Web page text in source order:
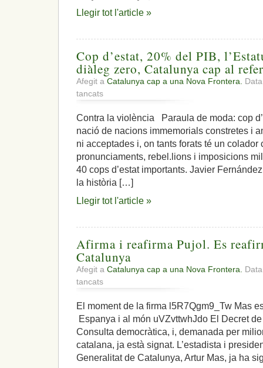
Llegir tot l'article »
Cop d’estat, 20% del PIB,
diàleg zero, Catalunya cap al
Afegit a Catalunya cap a una Nova Frontera.
tancats
Cop
20%
del
PIB,
l’Estatut
votat
trossejat,
diàleg
Catalunya
Contra la violència Paraula de moda: cop
nació de nacions immemorials constretes i
ni acceptades i, on tants forats té un colador
pronunciaments, rebel.lions i imposicions
40 cops d’estat importants. Javier
la història […]
Llegir tot l'article »
Afirma i reafirma Pujol. Es
Catalunya
Afegit a Catalunya cap a una Nova Frontera.
tancats
Afirma
reafirma
Pujol.
Es
reafirma
la
voluntat
El moment de la firma l5R7Qgm9_Tw Mas
Espanya i al món uVZvttwhJdo El Decret
Consulta democràtica, i, demanada per
catalana, ja està signat. L’estadista i
Generalitat de Catalunya, Artur Mas, ja ha